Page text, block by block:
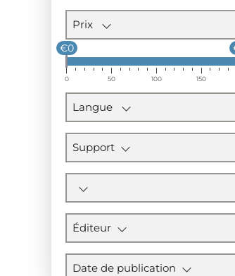
Prix
€0
0 50 100 150
Langue
Support
Éditeur
Date de publication